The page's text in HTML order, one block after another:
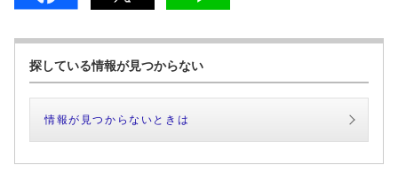
探している情報が見つからない
情報が見つからないときは